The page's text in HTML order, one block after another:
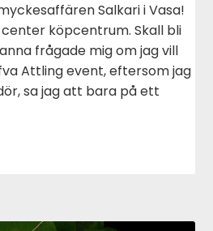
Salkari i Vasa!
center köpcentrum. Skall bli
frågade mig om jag vill
Attling event, eftersom jag
sa jag att bara på ett